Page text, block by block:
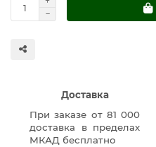
Доставка
При заказе от 81 000
доставка в пределах
МКАД бесплатно